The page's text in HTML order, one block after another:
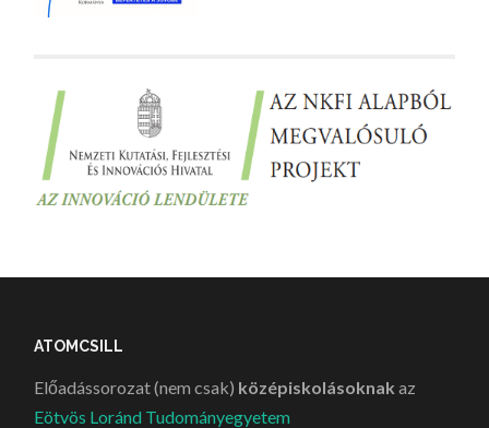
ATOMCSILL
Előadássorozat (nem csak) középiskolásoknak az
Eötvös Loránd Tudományegyetem